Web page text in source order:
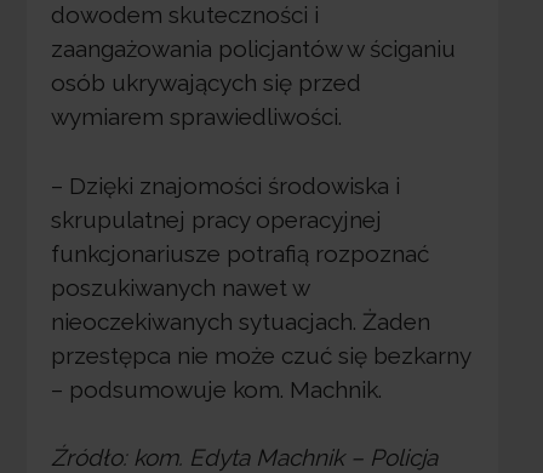
dowodem skuteczności i
zaangażowania policjantów w ściganiu
osób ukrywających się przed
wymiarem sprawiedliwości.
– Dzięki znajomości środowiska i
skrupulatnej pracy operacyjnej
funkcjonariusze potrafią rozpoznać
poszukiwanych nawet w
nieoczekiwanych sytuacjach. Żaden
przestępca nie może czuć się bezkarny
– podsumowuje kom. Machnik.
Źródło: kom. Edyta Machnik – Policja